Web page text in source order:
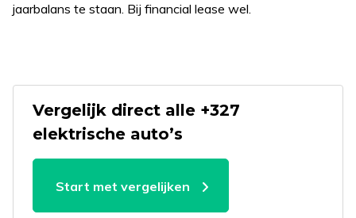
jaarbalans te staan. Bij financial lease wel.
Vergelijk direct alle +327
elektrische auto’s
Start met vergelijken